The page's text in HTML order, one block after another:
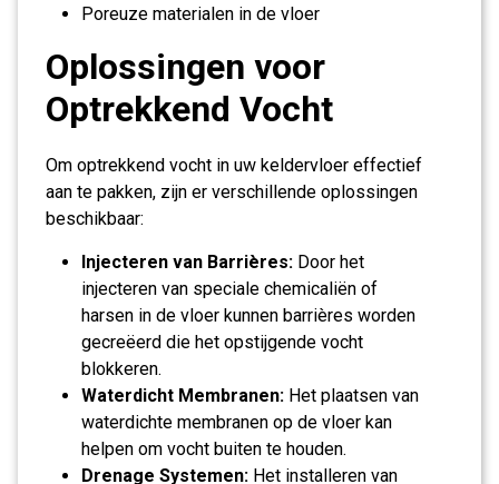
Poreuze materialen in de vloer
Oplossingen voor
Optrekkend Vocht
Om optrekkend vocht in uw keldervloer effectief
aan te pakken, zijn er verschillende oplossingen
beschikbaar:
Injecteren van Barrières: Door het
injecteren van speciale chemicaliën of
harsen in de vloer kunnen barrières worden
gecreëerd die het opstijgende vocht
blokkeren.
Waterdicht Membranen: Het plaatsen van
waterdichte membranen op de vloer kan
helpen om vocht buiten te houden.
Drenage Systemen: Het installeren van